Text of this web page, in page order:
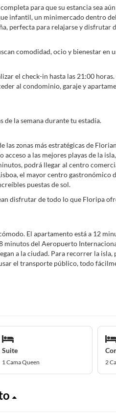
para que su estancia sea
infantil, un minimercado dentro
perfecta para relajarse y disfrutar
comodidad, ocio y bienestar en
el check-in hasta las 21:00
al condominio, garaje y
de la semana durante tu estadía.
las zonas más estratégicas de
a las mejores playas de la
podrá llegar al centro
el mayor centro gastronómico
puestas de sol.
disfrutar de todo lo que Floripa
El apartamento está a 12
minutos del Aeropuerto
a la ciudad. Para recorrer la isla,
el transporte público, todo
Suite
1 Cama Queen 2